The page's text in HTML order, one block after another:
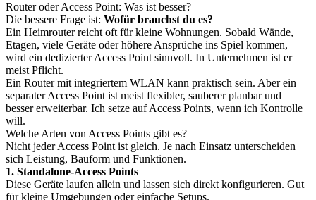
Router oder Access Point: Was ist besser?
Die bessere Frage ist: Wofür brauchst du es?
Ein Heimrouter reicht oft für kleine Wohnungen. Sobald Wände,
Etagen, viele Geräte oder höhere Ansprüche ins Spiel kommen,
wird ein dedizierter Access Point sinnvoll. In Unternehmen ist er
meist Pflicht.
Ein Router mit integriertem WLAN kann praktisch sein. Aber ein
separater Access Point ist meist flexibler, sauberer planbar und
besser erweiterbar. Ich setze auf Access Points, wenn ich Kontrolle
will.
Welche Arten von Access Points gibt es?
Nicht jeder Access Point ist gleich. Je nach Einsatz unterscheiden
sich Leistung, Bauform und Funktionen.
1. Standalone-Access Points
Diese Geräte laufen allein und lassen sich direkt konfigurieren. Gut
für kleine Umgebungen oder einfache Setups.